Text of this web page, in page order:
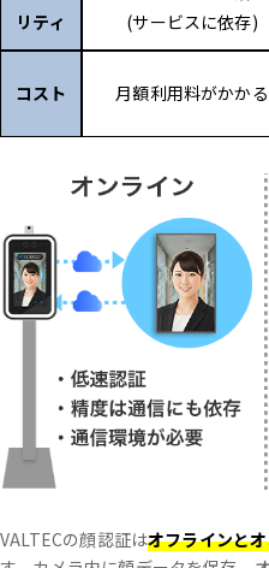
リティ
(サービスに依存)
コスト 月額利用料がかかる
VALTECの顔認証はオフラインと